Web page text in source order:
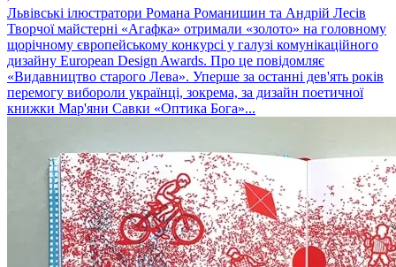
Львівські ілюстратори Романа Романишин та Андрій Лесів
Творчої майстерні «Агафка» отримали «золото» на головному
щорічному європейському конкурсі у галузі комунікаційного
дизайну European Design Awards. Про це повідомляє
«Видавництво старого Лева». Уперше за останні дев'ять років
перемогу вибороли українці, зокрема, за дизайн поетичної
книжки Мар'яни Савки «Оптика Бога»...